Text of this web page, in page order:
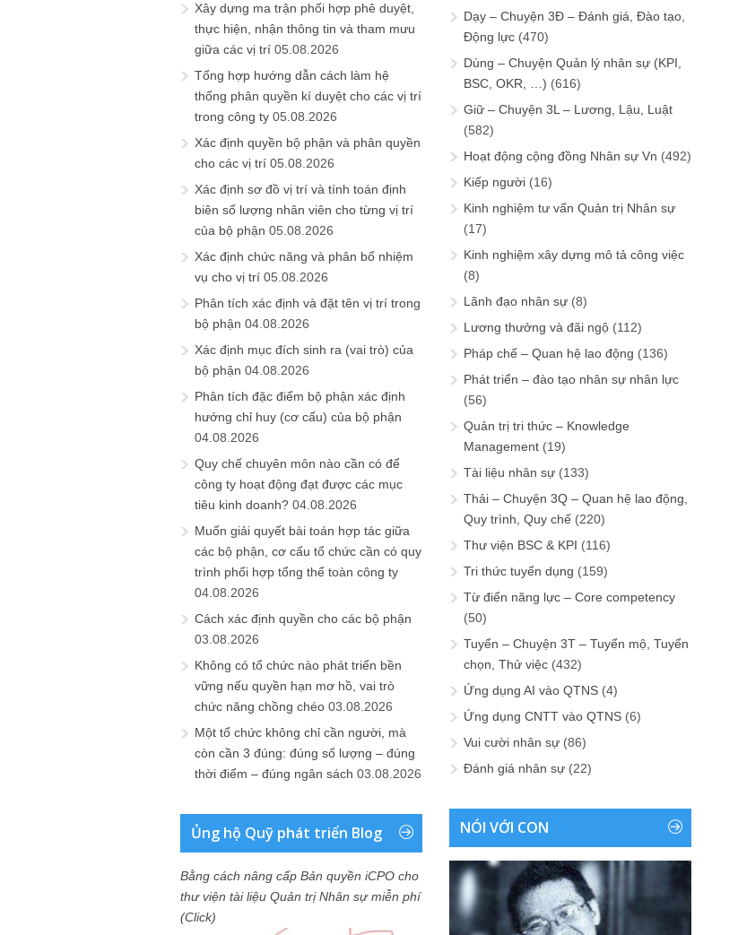
Xây dựng ma trận phối hợp phê duyệt,
thực hiện, nhận thông tin và tham mưu
giữa các vị trí 05.08.2026
Tổng hợp hướng dẫn cách làm hệ
thống phân quyền kí duyệt cho các vị trí
trong công ty 05.08.2026
Xác định quyền bộ phận và phân quyền
cho các vị trí 05.08.2026
Xác định sơ đồ vị trí và tính toán định
biên số lượng nhân viên cho từng vị trí
của bộ phận 05.08.2026
Xác định chức năng và phân bổ nhiệm
vụ cho vị trí 05.08.2026
Phân tích xác định và đặt tên vị trí trong
bộ phận 04.08.2026
Xác định mục đích sinh ra (vai trò) của
bộ phận 04.08.2026
Phân tích đặc điểm bộ phận xác định
hướng chỉ huy (cơ cấu) của bộ phận
04.08.2026
Quy chế chuyên môn nào cần có để
công ty hoạt động đạt được các mục
tiêu kinh doanh? 04.08.2026
Muốn giải quyết bài toán hợp tác giữa
các bộ phận, cơ cấu tổ chức cần có quy
trình phối hợp tổng thể toàn công ty
04.08.2026
Cách xác định quyền cho các bộ phận
03.08.2026
Không có tổ chức nào phát triển bền
vững nếu quyền hạn mơ hồ, vai trò
chức năng chồng chéo 03.08.2026
Một tổ chức không chỉ cần người, mà
còn cần 3 đúng: đúng số lượng – đúng
thời điểm – đúng ngân sách 03.08.2026
Ủng hộ Quỹ phát triển Blog
Bằng cách nâng cấp Bản quyền iCPO cho
thư viện tài liệu Quản trị Nhân sự miễn phí
(Click)
Dạy – Chuyện 3Đ – Đánh giá, Đào tạo,
Động lực (470)
Dùng – Chuyện Quản lý nhân sự (KPI,
BSC, OKR, …) (616)
Giữ – Chuyện 3L – Lương, Lậu, Luật
(582)
Hoạt động cộng đồng Nhân sự Vn (492)
Kiếp người (16)
Kinh nghiệm tư vấn Quản trị Nhân sự
(17)
Kinh nghiệm xây dựng mô tả công việc
(8)
Lãnh đạo nhân sự (8)
Lương thưởng và đãi ngộ (112)
Pháp chế – Quan hệ lao động (136)
Phát triển – đào tạo nhân sự nhân lực
(56)
Quản trị tri thức – Knowledge
Management (19)
Tài liệu nhân sự (133)
Thải – Chuyện 3Q – Quan hệ lao động,
Quy trình, Quy chế (220)
Thư viện BSC & KPI (116)
Tri thức tuyển dụng (159)
Từ điển năng lực – Core competency
(50)
Tuyển – Chuyện 3T – Tuyển mộ, Tuyển
chọn, Thử việc (432)
Ứng dụng AI vào QTNS (4)
Ứng dụng CNTT vào QTNS (6)
Vui cười nhân sự (86)
Đánh giá nhân sự (22)
NÓI VỚI CON